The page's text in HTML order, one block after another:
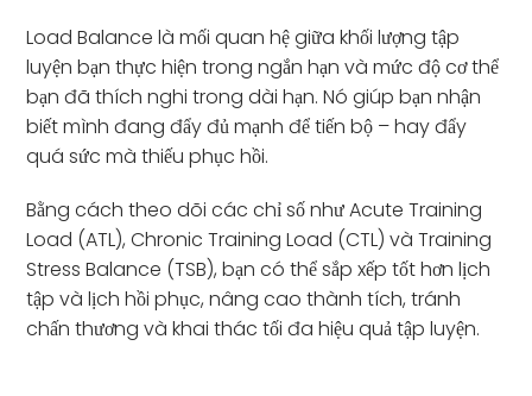
Load Balance là mối quan hệ giữa khối lượng tập
luyện bạn thực hiện trong ngắn hạn và mức độ cơ thể
bạn đã thích nghi trong dài hạn. Nó giúp bạn nhận
biết mình đang đẩy đủ mạnh để tiến bộ – hay đẩy
quá sức mà thiếu phục hồi.
Bằng cách theo dõi các chỉ số như Acute Training
Load (ATL), Chronic Training Load (CTL) và Training
Stress Balance (TSB), bạn có thể sắp xếp tốt hơn lịch
tập và lịch hồi phục, nâng cao thành tích, tránh
chấn thương và khai thác tối đa hiệu quả tập luyện.